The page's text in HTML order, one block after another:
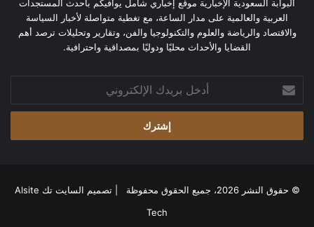
البوابة السعودية الإخبارية موقع إخباري شامل يوافيكم بأحدث المستجدات
العربية والعالمية على مدار الساعة، مع تغطية متواصلة لأخبار السياسة
والاقتصاد والرياضة والعلوم والتكنولوجيا والفن، وتقارير وتحليلات ترصد أهم
القضايا والأحداث محليًا ودوليًا بمصداقية واحترافية.
بريدك
الإلكتروني
© حقوق النشر 2026، جميع الحقوق محفوظة | تصميم
السايت تك Alsite
Tech